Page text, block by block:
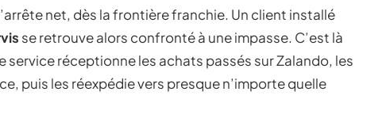
net, dès la frontière franchie. Un client installé
se retrouve alors confronté à une impasse. C’est là
service réceptionne les achats passés sur Zalando, les
puis les réexpédie vers presque n’importe quelle